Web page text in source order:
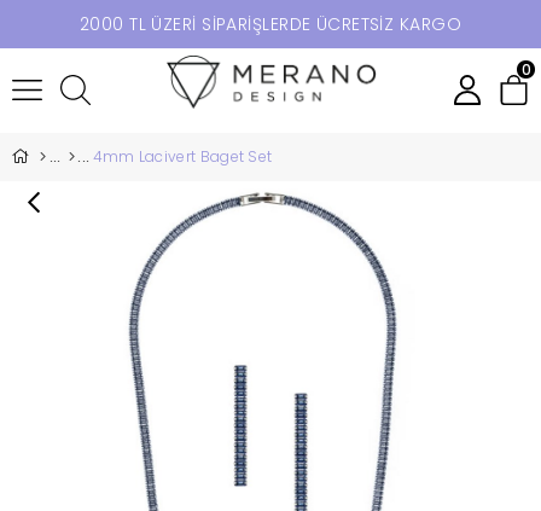
2000 TL ÜZERİ SİPARİŞLERDE ÜCRETSİZ KARGO
0
4mm Lacivert Baget Set